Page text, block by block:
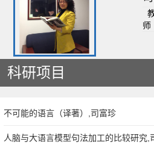
师
科研项目
不可能的语言（译著）,司富珍
人脑与大语言模型句法加工的比较研究